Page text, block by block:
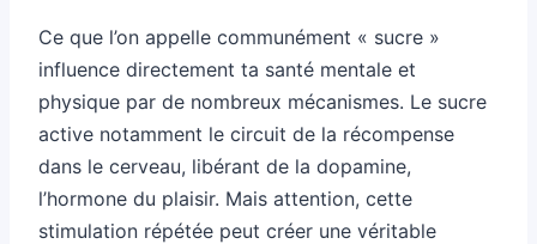
Ce que l’on appelle communément « sucre »
influence directement ta santé mentale et
physique par de nombreux mécanismes. Le sucre
active notamment le circuit de la récompense
dans le cerveau, libérant de la dopamine,
l’hormone du plaisir. Mais attention, cette
stimulation répétée peut créer une véritable